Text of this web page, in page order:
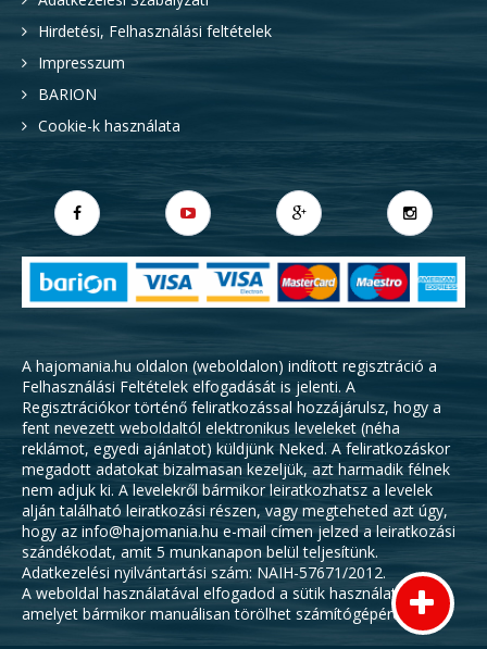
Hirdetési, Felhasználási feltételek
Impresszum
BARION
Cookie-k használata
A hajomania.hu oldalon (weboldalon) indított regisztráció a
Felhasználási Feltételek elfogadását is jelenti. A
Regisztrációkor történő feliratkozással hozzájárulsz, hogy a
fent nevezett weboldaltól elektronikus leveleket (néha
reklámot, egyedi ajánlatot) küldjünk Neked. A feliratkozáskor
megadott adatokat bizalmasan kezeljük, azt harmadik félnek
nem adjuk ki. A levelekről bármikor leiratkozhatsz a levelek
alján található leiratkozási részen, vagy megteheted azt úgy,
hogy az info@hajomania.hu e-mail címen jelzed a leiratkozási
szándékodat, amit 5 munkanapon belül teljesítünk.
Adatkezelési nyilvántartási szám: NAIH-57671/2012.
A weboldal használatával elfogadod a sütik használatát,
amelyet bármikor manuálisan törölhet számítógépéről.